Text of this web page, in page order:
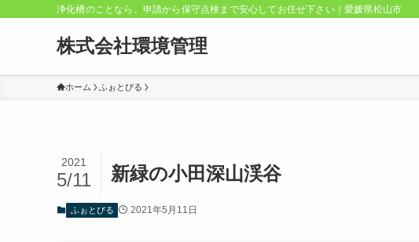
浄化槽のことなら、申請から保守点検まで安心してお任せ下さい｜愛媛県松山市
株式会社環境管理
ホーム ふぉとびる
新緑の小田深山渓谷
2021
5/11
ふぉとびる 2021年5月11日